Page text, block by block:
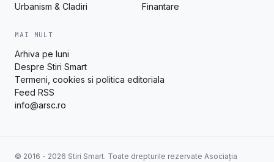
Urbanism & Cladiri
Finantare
MAI MULT
Arhiva pe luni
Despre Stiri Smart
Termeni, cookies si politica editoriala
Feed RSS
info@arsc.ro
© 2016 - 2026 Stiri Smart. Toate drepturile rezervate Asociația